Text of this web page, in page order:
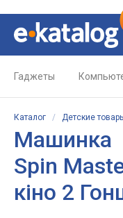
Гаджеты
Каталог / Детские
Машинка
Spin
кіно 2